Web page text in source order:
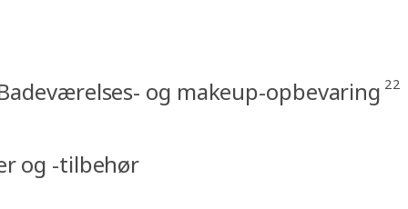
og makeup-opbevaring 22
og -tilbehør